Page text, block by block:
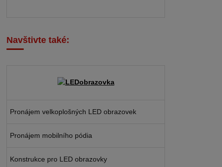
Navštivte také:
Pronájem velkoplošných LED obrazovek
Pronájem mobilního pódia
Konstrukce pro LED obrazovky